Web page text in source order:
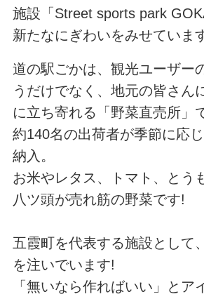
施設「Street sports park
新たなにぎわいをみせていま
道の駅ごかは、観光ユーザー
うだけでなく、地元の皆さん
に立ち寄れる「野菜直売所」
約140名の出荷者が季節に応
納入。
お米やレタス、トマト、とう
八ツ頭が売れ筋の野菜です!
五霞町を代表する施設として
を注いでいます!
「無いなら作ればいい」とア